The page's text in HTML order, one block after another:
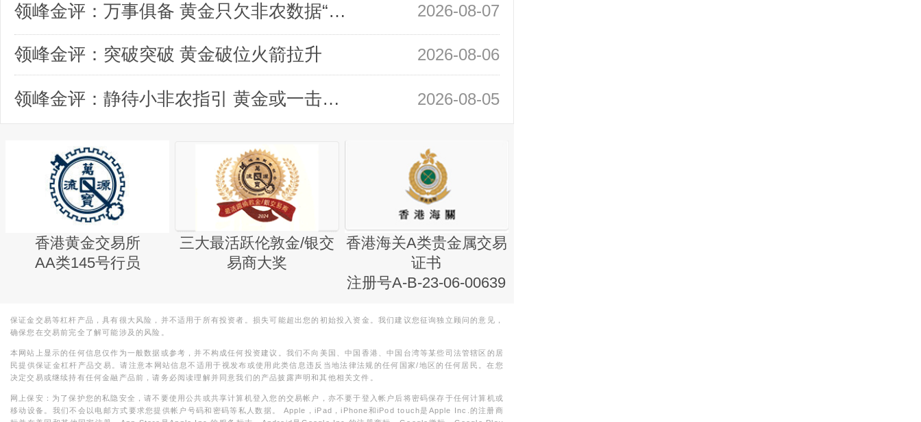
领峰金评：万事俱备 黄金只欠非农数据“东风” 2026-08-07
领峰金评：突破突破 黄金破位火箭拉升 2026-08-06
领峰金评：静待小非农指引 黄金或一击破局 2026-08-05
香港黄金交易所
AA类145号行员
三大最活跃伦敦金/银交
易商大奖
香港海关A类贵金属交易
证书
注册号A-B-23-06-00639
保证金交易等杠杆产品，具有很大风险，并不适用于所有投资者。损失可能超出您的初始投入资金。我们建议您征询独立顾问的意见，
确保您在交易前完全了解可能涉及的风险。
本网站上显示的任何信息仅作为一般数据或参考，并不构成任何投资建议。我们不向美国、中国香港、中国台湾等某些司法管辖区的居
民提供保证金杠杆产品交易。请注意本网站信息不适用于视发布或使用此类信息违反当地法律法规的任何国家/地区的任何居民。在您
决定交易或继续持有任何金融产品前，请务必阅读理解并同意我们的产品披露声明和其他相关文件。
网上保安：为了保护您的私隐安全，请不要使用公共或共享计算机登入您的交易帐户，亦不要于登入帐户后将密码保存于任何计算机或
移动设备。我们不会以电邮方式要求您提供帐户号码和密码等私人数据。 Apple，iPad，iPhone和iPod touch是Apple Inc.的注册商